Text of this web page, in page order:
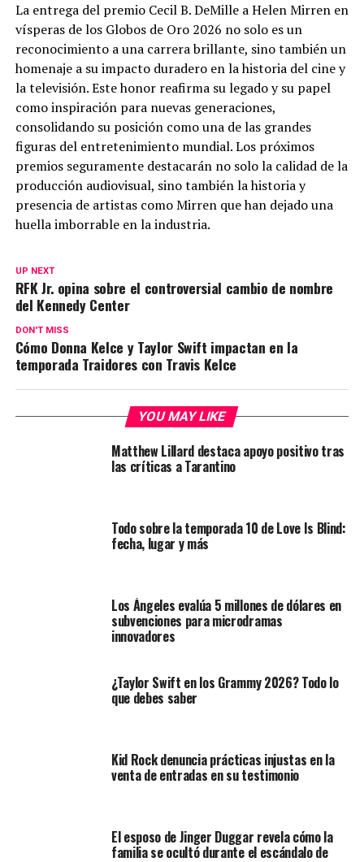
La entrega del premio Cecil B. DeMille a Helen Mirren en
vísperas de los Globos de Oro 2026 no solo es un
reconocimiento a una carrera brillante, sino también un
homenaje a su impacto duradero en la historia del cine y
la televisión. Este honor reafirma su legado y su papel
como inspiración para nuevas generaciones,
consolidando su posición como una de las grandes
figuras del entretenimiento mundial. Los próximos
premios seguramente destacarán no solo la calidad de la
producción audiovisual, sino también la historia y
presencia de artistas como Mirren que han dejado una
huella imborrable en la industria.
UP NEXT
RFK Jr. opina sobre el controversial cambio de nombre
del Kennedy Center
DON'T MISS
Cómo Donna Kelce y Taylor Swift impactan en la
temporada Traidores con Travis Kelce
YOU MAY LIKE
Matthew Lillard destaca apoyo positivo tras
las críticas a Tarantino
Todo sobre la temporada 10 de Love Is Blind:
fecha, lugar y más
Los Ángeles evalúa 5 millones de dólares en
subvenciones para microdramas
innovadores
¿Taylor Swift en los Grammy 2026? Todo lo
que debes saber
Kid Rock denuncia prácticas injustas en la
venta de entradas en su testimonio
El esposo de Jinger Duggar revela cómo la
familia se ocultó durante el escándalo de